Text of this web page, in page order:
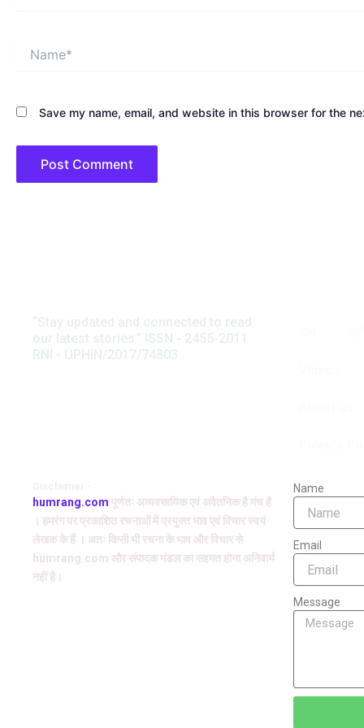
Save my name, email, and website in this browser for the
“Stay updated and connected to read
our latest stories.” ISSN - 2455-2011
RNI - UPHIN/2017/74803
अनवर सुहैल
humrang.com पूर्णतः अव्यवसायिक एवं अवैतनिक है मंच है
। हमरंग पर प्रकाशित रचनाओं में प्रयुक्त भाव एवं विचार स्वयं
लेखक के हैं । अतः किसी भी रचना के भाव और विचार से
humrang.com और संपादक मंडल का सहमत होना अनिवार्य
नहीं है।
Name
Email
Message